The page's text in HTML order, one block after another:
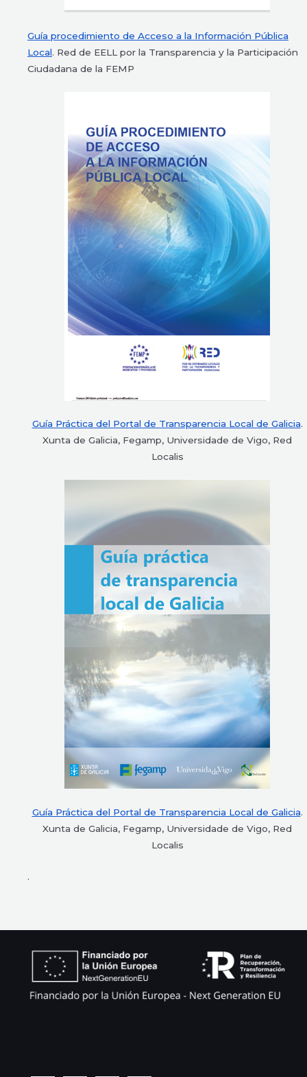
Guía procedimiento de Acceso a la Información Pública
Local. Red de EELL por la Transparencia y la Participación
Ciudadana de la FEMP
Guía Práctica del Portal de Transparencia Local de Galicia.
Xunta de Galicia, Fegamp, Universidade de Vigo, Red
Localis
Guía Práctica del Portal de Transparencia Local de Galicia.
Xunta de Galicia, Fegamp, Universidade de Vigo, Red
Localis
.